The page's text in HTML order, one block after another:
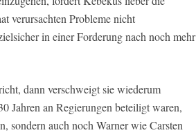
verursachten Probleme nicht
in einer Forderung nach noch mehr
dann verschweigt sie wiederum
Jahren an Regierungen beteiligt waren,
sondern auch noch Warner wie Carsten